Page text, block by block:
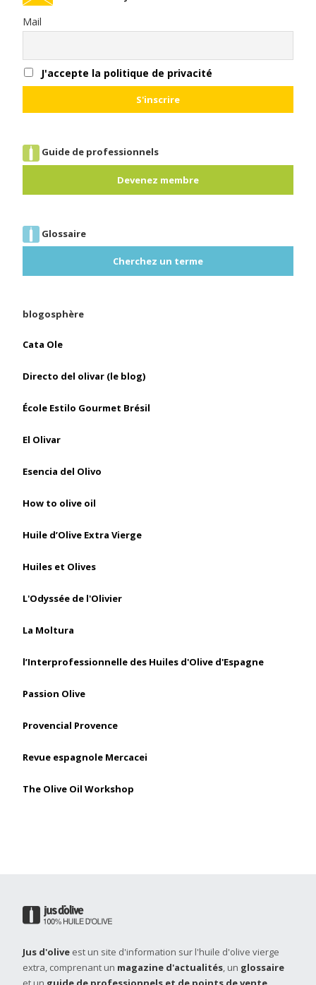
Mail
J'accepte la politique de privacité
Guide de professionnels
Devenez membre
Glossaire
Cherchez un terme
blogosphère
Cata Ole
Directo del olivar (le blog)
École Estilo Gourmet Brésil
El Olivar
Esencia del Olivo
How to olive oil
Huile d’Olive Extra Vierge
Huiles et Olives
L'Odyssée de l'Olivier
La Moltura
l’Interprofessionnelle des Huiles d'Olive d'Espagne
Passion Olive
Provencial Provence
Revue espagnole Mercacei
The Olive Oil Workshop
Jus d'olive est un site d'information sur l'huile d'olive vierge
extra, comprenant un magazine d'actualités, un glossaire